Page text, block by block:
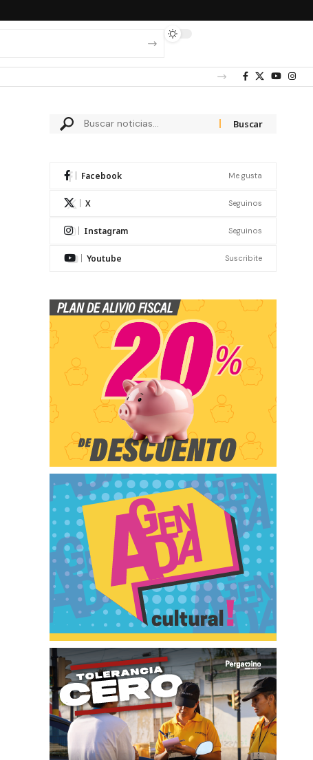
Facebook Me gusta
X Seguinos
Instagram Seguinos
Youtube Suscribite